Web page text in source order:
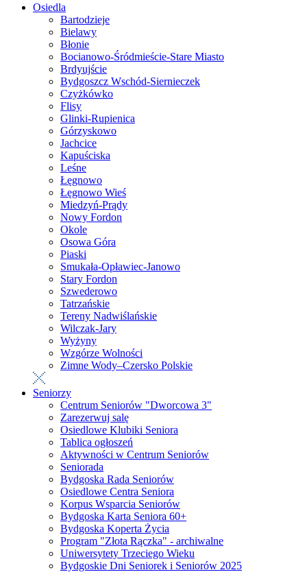
Osiedla
Bartodzieje
Bielawy
Błonie
Bocianowo-Śródmieście-Stare Miasto
Brdyujście
Bydgoszcz Wschód-Siernieczek
Czyżkówko
Flisy
Glinki-Rupienica
Górzyskowo
Jachcice
Kapuściska
Leśne
Łęgnowo
Łęgnowo Wieś
Miedzyń-Prądy
Nowy Fordon
Okole
Osowa Góra
Piaski
Smukała-Opławiec-Janowo
Stary Fordon
Szwederowo
Tatrzańskie
Tereny Nadwiślańskie
Wilczak-Jary
Wyżyny
Wzgórze Wolności
Zimne Wody–Czersko Polskie
Seniorzy
Centrum Seniorów "Dworcowa 3"
Zarezerwuj salę
Osiedlowe Klubiki Seniora
Tablica ogłoszeń
Aktywności w Centrum Seniorów
Seniorada
Bydgoska Rada Seniorów
Osiedlowe Centra Seniora
Korpus Wsparcia Seniorów
Bydgoska Karta Seniora 60+
Bydgoska Koperta Życia
Program "Złota Rączka" - archiwalne
Uniwersytety Trzeciego Wieku
Bydgoskie Dni Seniorek i Seniorów 2025